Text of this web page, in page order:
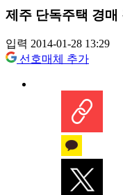
제주 단독주택 경매
입력 2014-01-28 13:29
선호매체 추가